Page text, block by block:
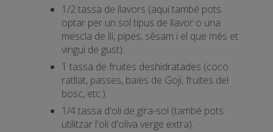
1/2 tassa de llavors (aquí també pots
optar per un sol tipus de llavor o una
mescla de lli, pipes, sèsam i el que més et
vingui de gust).
1 tassa de fruites deshidratades (coco
ratllat, passes, baies de Goji, fruites del
bosc, etc.).
1/4 tassa d'oli de gira-sol (també pots
utilitzar l'oli d'oliva verge extra).